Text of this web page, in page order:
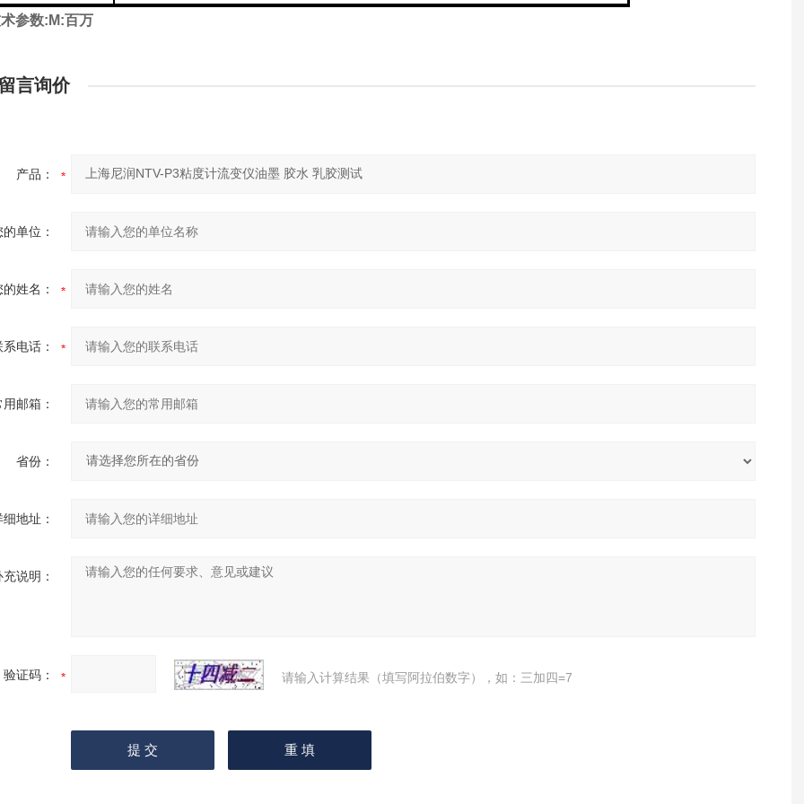
参数:M:百万
言询价
产品：
的单位：
的姓名：
系电话：
用邮箱：
省份：
细地址：
充说明：
验证码： 请输入计算结果（填写阿拉伯数字），如：三加四=7